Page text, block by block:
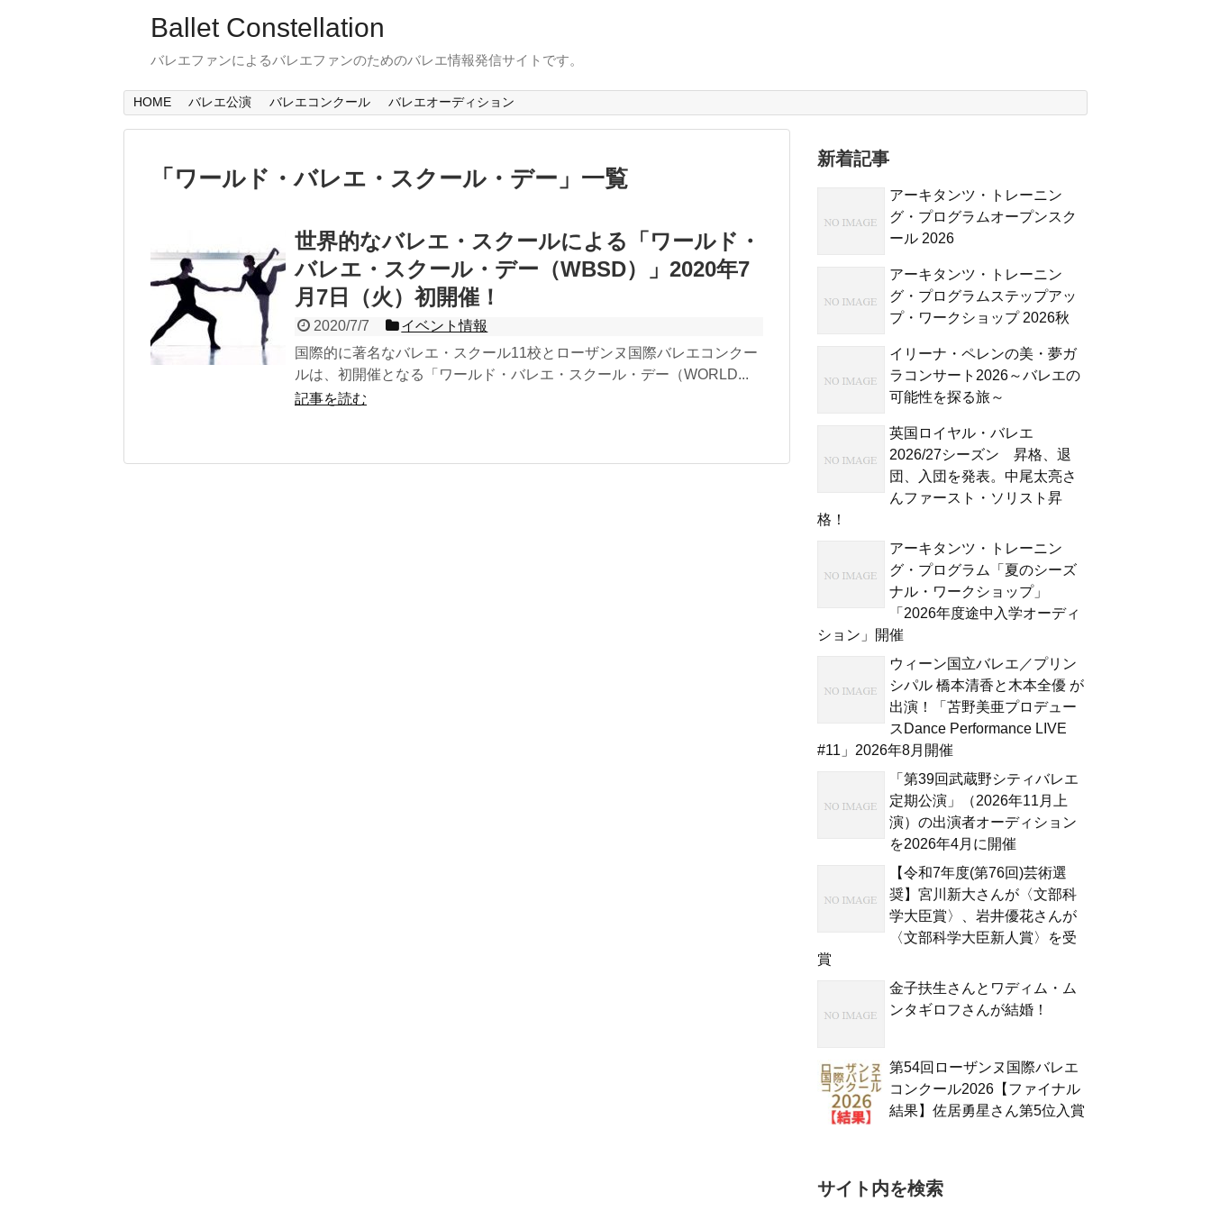
Ballet Constellation
バレエファンによるバレエファンのためのバレエ情報発信サイトです。
HOME バレエ公演 バレエコンクール バレエオーディション
「 ワールド・バレエ・スクール・デー 」 一覧
世界的なバレエ・スクールによる「ワールド・
バレエ・スクール・デー（WBSD）」2020年7
月7日（火）初開催！
2020/7/7
イベント情報
国際的に著名なバレエ・スクール11校とローザンヌ国際バレエコンクー
ルは、初開催となる「ワールド・バレエ・スクール・デー（WORLD...
記事を読む
新着記事
アーキタンツ・トレーニン
グ・プログラムオープンスク
ール 2026
アーキタンツ・トレーニン
グ・プログラムステップアッ
プ・ワークショップ 2026秋
イリーナ・ペレンの美・夢ガ
ラコンサート2026～バレエの
可能性を探る旅～
英国ロイヤル・バレエ
2026/27シーズン 昇格、退
団、入団を発表。中尾太亮さ
んファースト・ソリスト昇
格！
アーキタンツ・トレーニン
グ・プログラム「夏のシーズ
ナル・ワークショップ」
「2026年度途中入学オーディ
ション」開催
ウィーン国立バレエ／プリン
シパル 橋本清香と木本全優 が
出演！「苫野美亜プロデュー
スDance Performance LIVE
#11」2026年8月開催
「第39回武蔵野シティバレエ
定期公演」（2026年11月上
演）の出演者オーディション
を2026年4月に開催
【令和7年度(第76回)芸術選
奨】宮川新大さんが〈文部科
学大臣賞〉、岩井優花さんが
〈文部科学大臣新人賞〉を受
賞
金子扶生さんとワディム・ム
ンタギロフさんが結婚！
第54回ローザンヌ国際バレエ
コンクール2026【ファイナル
結果】佐居勇星さん第5位入賞
サイト内を検索